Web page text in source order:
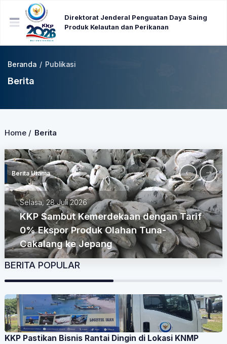
Direktorat Jenderal Penguatan Daya Saing
Produk Kelautan dan Perikanan
Beranda / Publikasi
Berita
Home / Berita
Jumat, 24 Juli 2026
KKP Pamerkan KNMP Lateng ke Delegasi
ASEAN-ID Blue
Berita Utama
BERITA POPULAR
KKP Pastikan Bisnis Rantai Dingin di Lokasi KNMP